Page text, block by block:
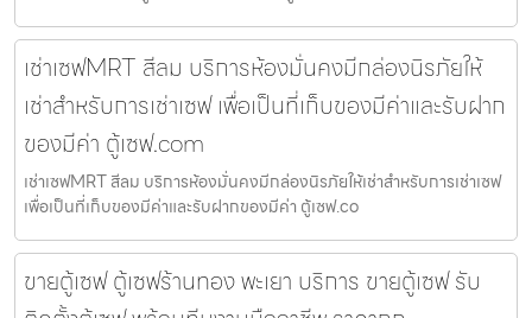
เช่าเซฟMRT สีลม บริการห้องมั่นคงมีกล่องนิรภัยให้
เช่าสำหรับการเช่าเซฟ เพื่อเป็นที่เก็บของมีค่าและรับฝาก
ของมีค่า ตู้เซฟ.com
เช่าเซฟMRT สีลม บริการห้องมั่นคงมีกล่องนิรภัยให้เช่าสำหรับการเช่าเซฟ
เพื่อเป็นที่เก็บของมีค่าและรับฝากของมีค่า ตู้เซฟ.co
ขายตู้เซฟ ตู้เซฟร้านทอง พะเยา บริการ ขายตู้เซฟ รับ